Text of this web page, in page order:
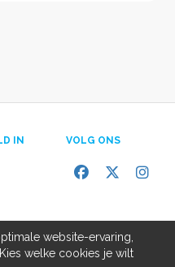
IN
VOLG ONS
website-ervaring,
welke cookies je wilt